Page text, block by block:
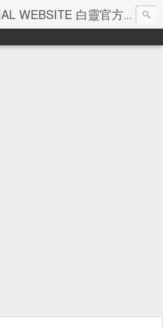
BAI LING OFFICIAL WEBSITE 白靈官方網站